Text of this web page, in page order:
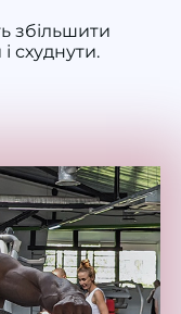
збільшити
і схуднути.